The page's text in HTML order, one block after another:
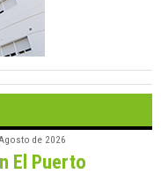
de 2026
El Puerto